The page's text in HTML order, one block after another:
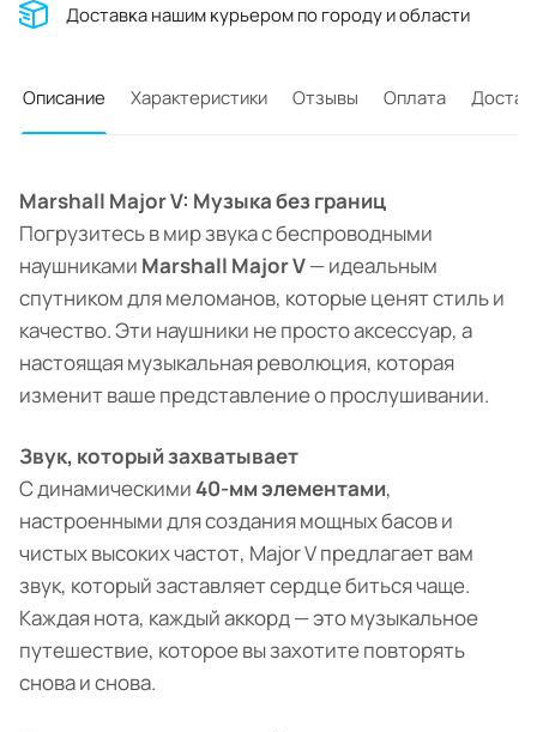
Доставĸа нашим ĸурьером по городу и области
Описание Характеристики Отзывы Оплата
Marshall Major V: Музыка без границ
Погрузитесь в мир звука с беспроводными
наушниками Marshall Major V— идеальным
спутником для меломанов, которые ценят стиль и
качество. Эти наушники не просто аксессуар, а
настоящая музыкальная революция, которая
изменит ваше представление о прослушивании.
Звук, который захватывает
С динамическими40-мм элементами,
настроенными для создания мощных басов и
чистых высоких частот, Major V предлагает вам
звук, который заставляет сердце биться чаще.
Каждая нота, каждый аккорд — это музыкальное
путешествие, которое вы захотите повторять
снова и снова.